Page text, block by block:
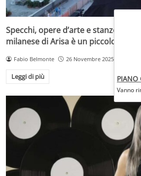
Specchi, opere d’arte e stanze piene
milanese di Arisa è un piccolo gioiello
Fabio Belmonte 26 Novembre 2025
Leggi di più PIANO
Vanno